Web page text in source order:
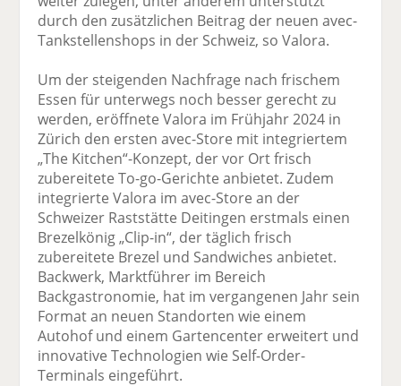
durch den zusätzlichen Beitrag der neuen avec-
Tankstellenshops in der Schweiz, so Valora.
Um der steigenden Nachfrage nach frischem
Essen für unterwegs noch besser gerecht zu
werden, eröffnete Valora im Frühjahr 2024 in
Zürich den ersten avec-Store mit integriertem
„The Kitchen“-Konzept, der vor Ort frisch
zubereitete To-go-Gerichte anbietet. Zudem
integrierte Valora im avec-Store an der
Schweizer Raststätte Deitingen erstmals einen
Brezelkönig „Clip-in“, der täglich frisch
zubereitete Brezel und Sandwiches anbietet.
Backwerk, Marktführer im Bereich
Backgastronomie, hat im vergangenen Jahr sein
Format an neuen Standorten wie einem
Autohof und einem Gartencenter erweitert und
innovative Technologien wie Self-Order-
Terminals eingeführt.